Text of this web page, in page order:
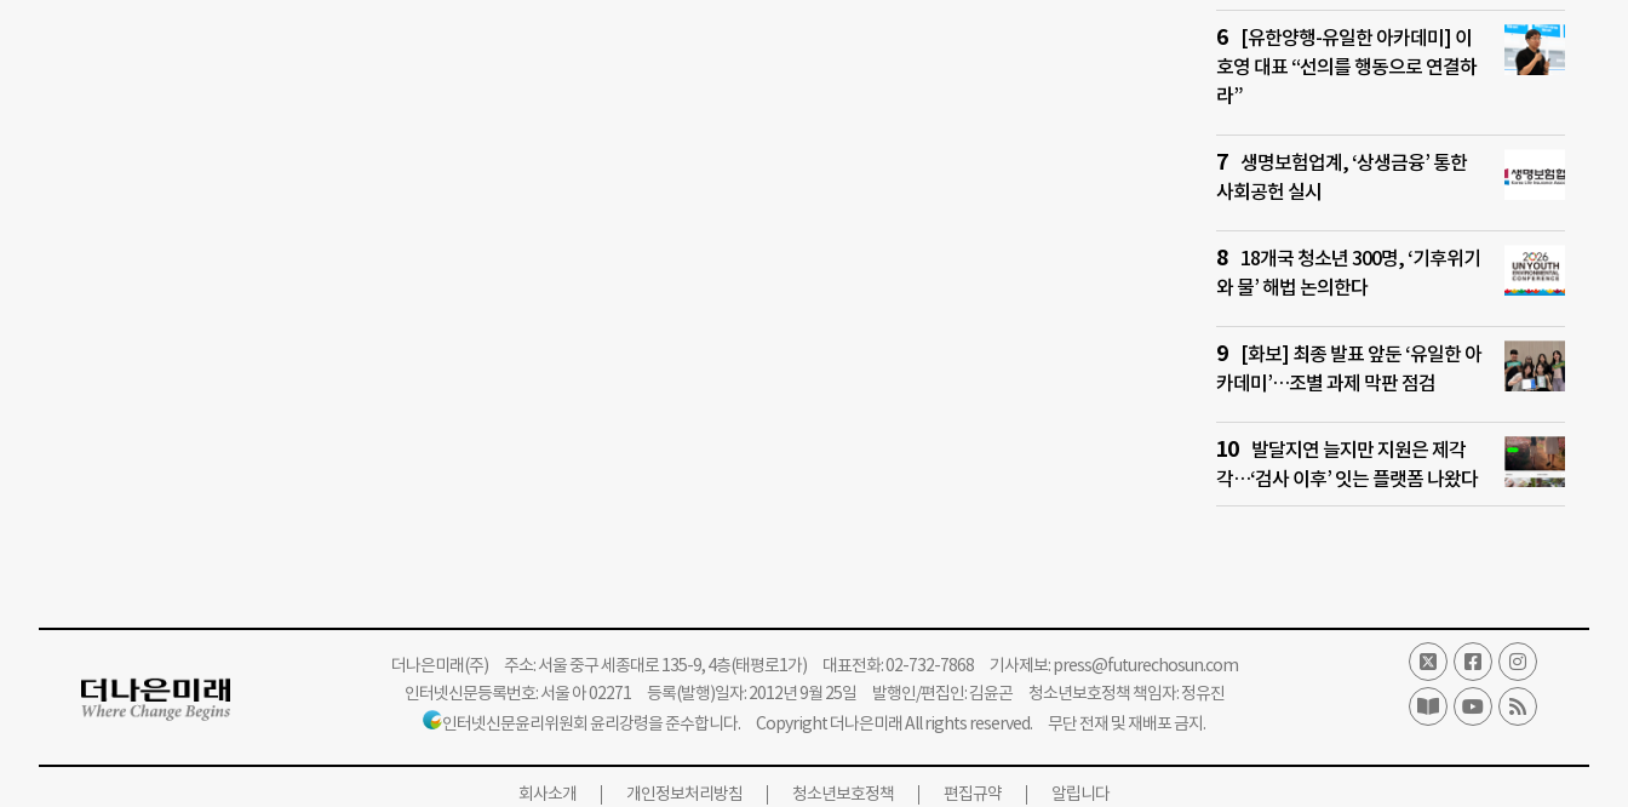
[유한양행-유일한 아카데미] 이
호영 대표 “선의를 행동으로 연결하
라”
생명보험업계, ‘상생금융’ 통한
사회공헌 실시
18개국 청소년 300명, ‘기후위기
와 물’ 해법 논의한다
[화보] 최종 발표 앞둔 ‘유일한 아
카데미’…조별 과제 막판 점검
발달지연 늘지만 지원은 제각
각…‘검사 이후’ 잇는 플랫폼 나왔다
더나은미래(주)주소: 서울 중구 세종대로 135-9, 4층(태평로1가) 대표전화: 02-732-7868 기사제보:press@futurechosun.com
인터넷신문등록번호: 서울 아 02271 등록(발행)일자: 2012년 9월 25일 발행인/편집인: 김윤곤 청소년보호정책 책임자: 정유진
인터넷신문윤리위원회 윤리강령을 준수합니다. Copyright 더나은미래 All rights reserved. 무단 전재 및 재배포 금지.
회사소개 개인정보처리방침 청소년보호정책 편집규약 알립니다